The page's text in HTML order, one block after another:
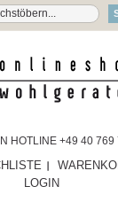
HOTLINE +49 40 769
LOGIN